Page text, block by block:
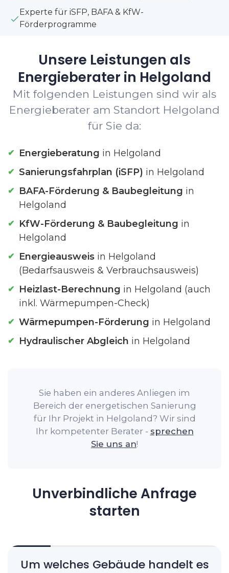
Experte für iSFP, BAFA & KfW-
Förderprogramme
Unsere Leistungen als
Energieberater in Helgoland
Mit folgenden Leistungen sind wir als
Energieberater am Standort Helgoland
für Sie da:
Energieberatung in Helgoland
Sanierungsfahrplan (iSFP) in Helgoland
BAFA-Förderung & Baubegleitung in
Helgoland
KfW-Förderung & Baubegleitung in
Helgoland
Energieausweis in Helgoland
(Bedarfsausweis & Verbrauchsausweis)
Heizlast-Berechnung in Helgoland (auch
inkl. Wärmepumpen-Check)
Wärmepumpen-Förderung in Helgoland
Hydraulischer Abgleich in Helgoland
Sie haben ein anderes Anliegen im
Bereich der energetischen Sanierung
für Ihr Projekt in Helgoland? Wir sind
Ihr kompetenter Berater - sprechen
Sie uns an!
Unverbindliche Anfrage
starten